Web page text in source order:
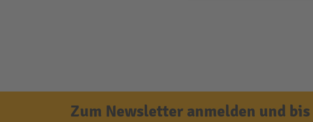
Zum Newsletter anmelden und